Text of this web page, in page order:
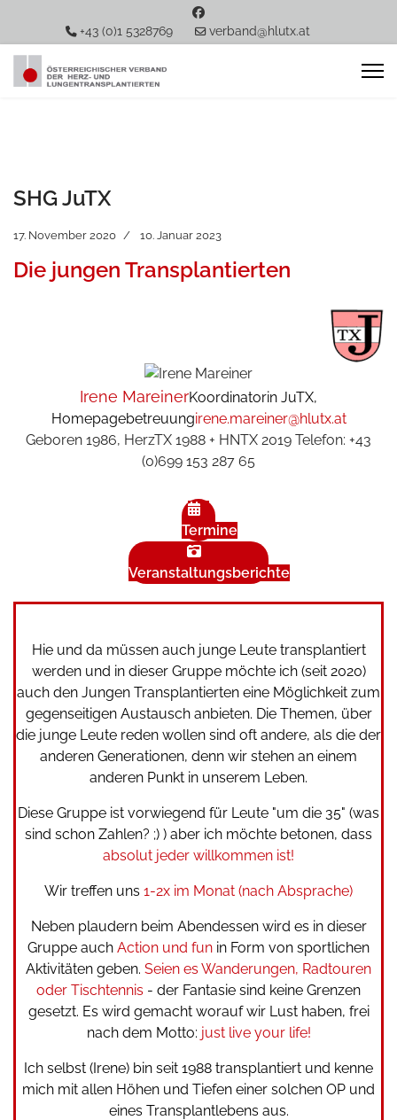
+43 (0)1 5328769 verband@hlutx.at
SHG JuTX
17. November 2020 10. Januar 2023
Die jungen Transplantierten
Irene MareinerKoordinatorin JuTX,
Homepagebetreuungirene.mareiner@hlutx.at
Geboren 1986, HerzTX 1988 + HNTX 2019 Telefon: +43
(0)699 153 287 65
Termine
Veranstaltungsberichte
Hie und da müssen auch junge Leute transplantiert
werden und in dieser Gruppe möchte ich (seit 2020)
auch den Jungen Transplantierten eine Möglichkeit zum
gegenseitigen Austausch anbieten. Die Themen, über
die junge Leute reden wollen sind oft andere, als die der
anderen Generationen, denn wir stehen an einem
anderen Punkt in unserem Leben.
Diese Gruppe ist vorwiegend für Leute "um die 35" (was
sind schon Zahlen? ;) ) aber ich möchte betonen, dass
absolut jeder willkommen ist!
Wir treffen uns 1-2x im Monat (nach Absprache)
Neben plaudern beim Abendessen wird es in dieser
Gruppe auch Action und fun in Form von sportlichen
Aktivitäten geben. Seien es Wanderungen, Radtouren
oder Tischtennis - der Fantasie sind keine Grenzen
gesetzt. Es wird gemacht worauf wir Lust haben, frei
nach dem Motto: just live your life!
Ich selbst (Irene) bin seit 1988 transplantiert und kenne
mich mit allen Höhen und Tiefen einer solchen OP und
eines Transplantlebens aus.